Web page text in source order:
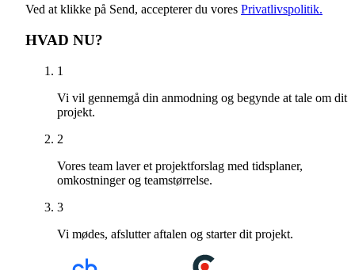
Ved at klikke på Send, accepterer du vores Privatlivspolitik.
HVAD NU?
1
Vi vil gennemgå din anmodning og begynde at tale om dit
projekt.
2
Vores team laver et projektforslag med tidsplaner,
omkostninger og teamstørrelse.
3
Vi mødes, afslutter aftalen og starter dit projekt.